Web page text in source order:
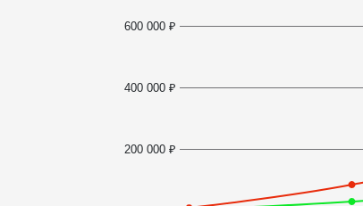
200 000 ₽
400 000 ₽
600 000 ₽